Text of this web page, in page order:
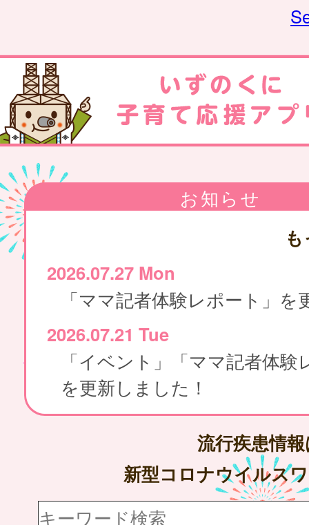
お知らせ
2026.07.27 Mon
2026.07.21 Tue
「イベント」「ママ記者体験
を更新しました！
流行疾患情
新型コロナウイルス